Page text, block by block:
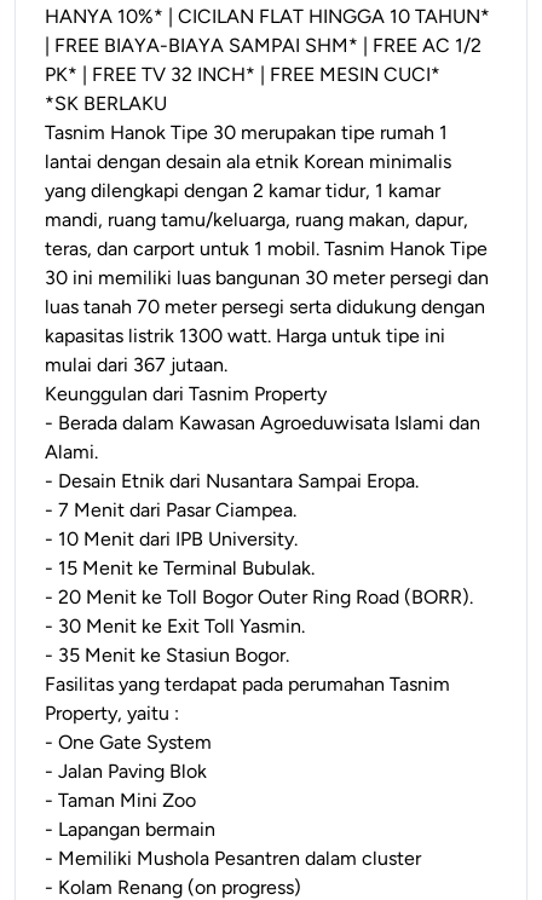
HANYA 10%* | CICILAN FLAT HINGGA 10 TAHUN*
| FREE BIAYA-BIAYA SAMPAI SHM* | FREE AC 1/2
PK* | FREE TV 32 INCH* | FREE MESIN CUCI*
*SK BERLAKU
Tasnim Hanok Tipe 30 merupakan tipe rumah 1
lantai dengan desain ala etnik Korean minimalis
yang dilengkapi dengan 2 kamar tidur, 1 kamar
mandi, ruang tamu/keluarga, ruang makan, dapur,
teras, dan carport untuk 1 mobil. Tasnim Hanok Tipe
30 ini memiliki luas bangunan 30 meter persegi dan
luas tanah 70 meter persegi serta didukung dengan
kapasitas listrik 1300 watt. Harga untuk tipe ini
mulai dari 367 jutaan.
Keunggulan dari Tasnim Property
- Berada dalam Kawasan Agroeduwisata Islami dan
Alami.
- Desain Etnik dari Nusantara Sampai Eropa.
- 7 Menit dari Pasar Ciampea.
- 10 Menit dari IPB University.
- 15 Menit ke Terminal Bubulak.
- 20 Menit ke Toll Bogor Outer Ring Road (BORR).
- 30 Menit ke Exit Toll Yasmin.
- 35 Menit ke Stasiun Bogor.
Fasilitas yang terdapat pada perumahan Tasnim
Property, yaitu :
- One Gate System
- Jalan Paving Blok
- Taman Mini Zoo
- Lapangan bermain
- Memiliki Mushola Pesantren dalam cluster
- Kolam Renang (on progress)